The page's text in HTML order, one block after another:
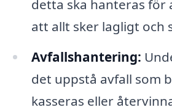
detta ska hanteras för
att allt sker lagligt och
Avfallshantering:
det uppstå avfall som
kasseras eller